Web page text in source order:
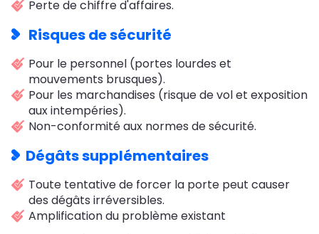
Perte de chiffre d'affaires.
Risques de sécurité
Pour le personnel (portes lourdes et
mouvements brusques).
Pour les marchandises (risque de vol et exposition
aux intempéries).
Non-conformité aux normes de sécurité.
Dégâts supplémentaires
Toute tentative de forcer la porte peut causer
des dégâts irréversibles.
Amplification du problème existant